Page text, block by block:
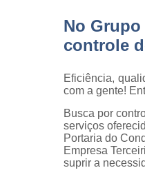
No
controle
Eficiência,
com a gente!
Busca por
serviços
Portaria do
Empresa
suprir a